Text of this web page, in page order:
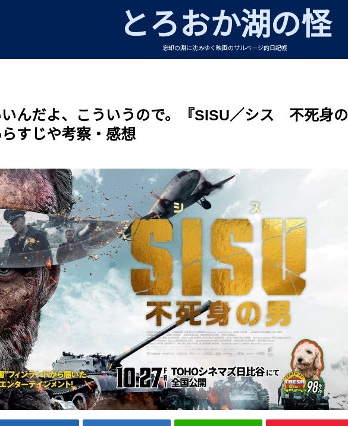
とろおか湖の怪
忘却の淵に沈みゆく映画のサルベージ的日記帳
いんだよ、こういうので。『SISU／シス 不死身の
すじや考察・感想